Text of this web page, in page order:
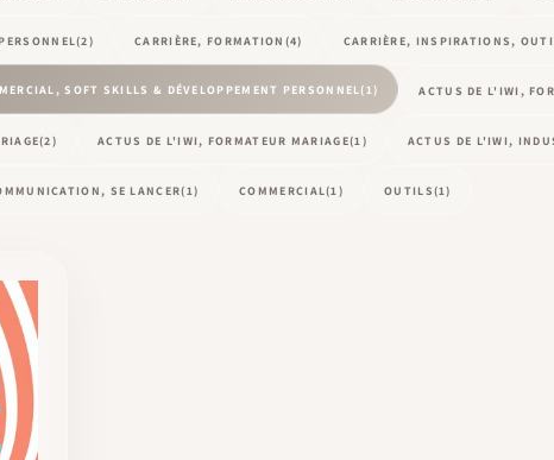
(2) CARRIÈRE, FORMATION (4) CARRIÈRE, INSPIRATIONS,
SOFT SKILLS & DÉVELOPPEMENT PERSONNEL (1) ACTUS DE L'IWI,
(2) ACTUS DE L'IWI, FORMATEUR MARIAGE(1) ACTUS DE L'IWI,
SE LANCER(1) COMMERCIAL(1) OUTILS(1)